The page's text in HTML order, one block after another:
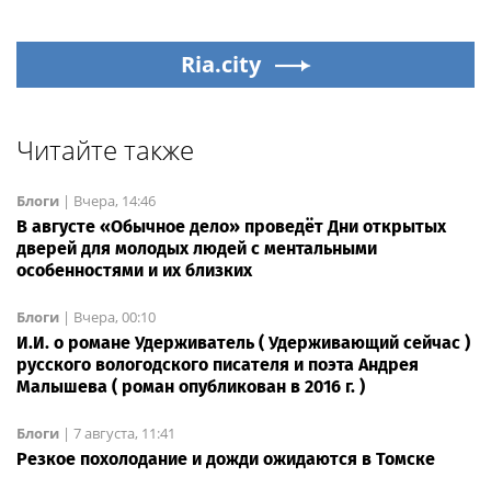
Ria.city
Читайте также
Блоги | Вчера, 14:46
В августе «Обычное дело» проведёт Дни открытых
дверей для молодых людей с ментальными
особенностями и их близких
Блоги | Вчера, 00:10
И.И. о романе Удерживатель ( Удерживающий сейчас )
русского вологодского писателя и поэта Андрея
Малышева ( роман опубликован в 2016 г. )
Блоги | 7 августа, 11:41
Резкое похолодание и дожди ожидаются в Томске